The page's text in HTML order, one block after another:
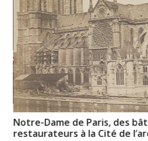
Notre-Dame de Paris, des
restaurateurs à la Cité de